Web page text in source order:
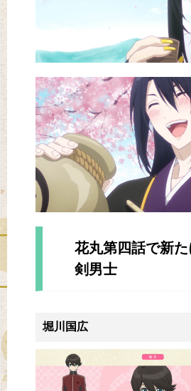
花丸第四話で新
剣男士
堀川国広